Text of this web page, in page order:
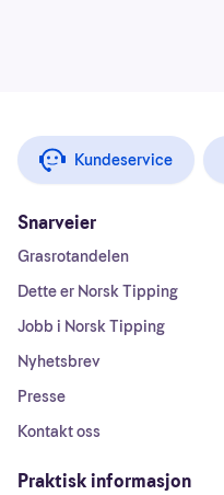
Kundeservice
Snarveier
Grasrotandelen
Dette er Norsk Tipping
Jobb i Norsk Tipping
Nyhetsbrev
Presse
Kontakt oss
Praktisk informasjon